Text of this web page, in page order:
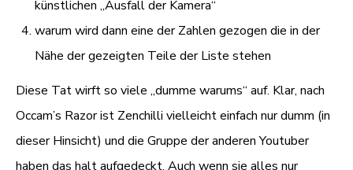
künstlichen „Ausfall der Kamera“
warum wird dann eine der Zahlen gezogen die in der
Nähe der gezeigten Teile der Liste stehen
Diese Tat wirft so viele „dumme warums“ auf. Klar, nach
Occam’s Razor ist Zenchilli vielleicht einfach nur dumm (in
dieser Hinsicht) und die Gruppe der anderen Youtuber
haben das halt aufgedeckt. Auch wenn sie alles nur